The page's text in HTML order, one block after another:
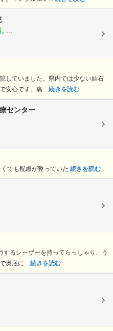
, ...
していました。県内では少ない結石
安心です。痛... 続きを読む
センター
ても配慮が整っていた 続きを読む
るレーザーを持ってらっしゃり、う
奥底に... 続きを読む